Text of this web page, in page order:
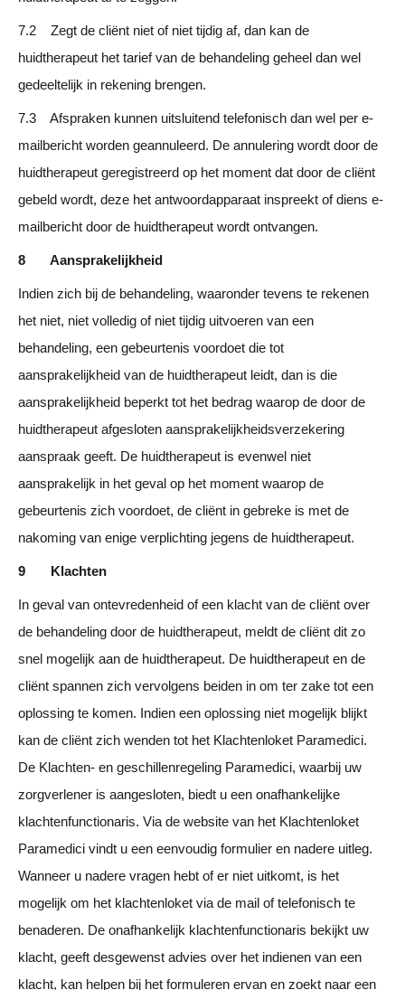
7.2 Zegt de cliënt niet of niet tijdig af, dan kan de
huidtherapeut het tarief van de behandeling geheel dan wel
gedeeltelijk in rekening brengen.
7.3 Afspraken kunnen uitsluitend telefonisch dan wel per e-
mailbericht worden geannuleerd. De annulering wordt door de
huidtherapeut geregistreerd op het moment dat door de cliënt
gebeld wordt, deze het antwoordapparaat inspreekt of diens e-
mailbericht door de huidtherapeut wordt ontvangen.
8 Aansprakelijkheid
Indien zich bij de behandeling, waaronder tevens te rekenen
het niet, niet volledig of niet tijdig uitvoeren van een
behandeling, een gebeurtenis voordoet die tot
aansprakelijkheid van de huidtherapeut leidt, dan is die
aansprakelijkheid beperkt tot het bedrag waarop de door de
huidtherapeut afgesloten aansprakelijkheidsverzekering
aanspraak geeft. De huidtherapeut is evenwel niet
aansprakelijk in het geval op het moment waarop de
gebeurtenis zich voordoet, de cliënt in gebreke is met de
nakoming van enige verplichting jegens de huidtherapeut.
9 Klachten
In geval van ontevredenheid of een klacht van de cliënt over
de behandeling door de huidtherapeut, meldt de cliënt dit zo
snel mogelijk aan de huidtherapeut. De huidtherapeut en de
cliënt spannen zich vervolgens beiden in om ter zake tot een
oplossing te komen. Indien een oplossing niet mogelijk blijkt
kan de cliënt zich wenden tot het Klachtenloket Paramedici.
De Klachten- en geschillenregeling Paramedici, waarbij uw
zorgverlener is aangesloten, biedt u een onafhankelijke
klachtenfunctionaris. Via de website van het Klachtenloket
Paramedici vindt u een eenvoudig formulier en nadere uitleg.
Wanneer u nadere vragen hebt of er niet uitkomt, is het
mogelijk om het klachtenloket via de mail of telefonisch te
benaderen. De onafhankelijk klachtenfunctionaris bekijkt uw
klacht, geeft desgewenst advies over het indienen van een
klacht, kan helpen bij het formuleren ervan en zoekt naar een